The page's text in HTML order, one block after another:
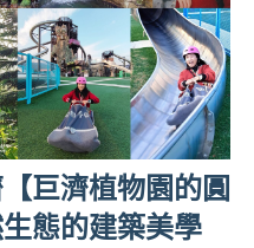
巨濟植物園的圓
態的建築美學